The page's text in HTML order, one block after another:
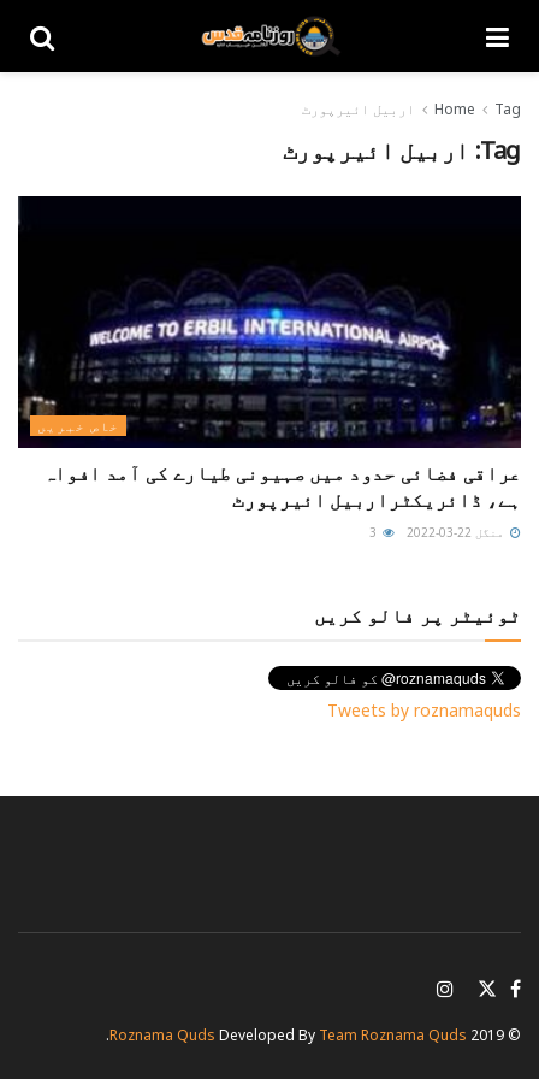
Home Tag اربیل ائیرپورٹ
Tag: اربیل ائیرپورٹ
خاص خبریں
عراقی فضائی حدود میں صہیونی طیارے کی آمد افواہ
ہے، ڈائریکٹراربیل ائیرپورٹ
منگل 22-03-2022
ٹوئیٹر پر فالو کریں
Tweets by roznamaquds
© 2019
Roznama Quds Developed By Team Roznama Quds
.